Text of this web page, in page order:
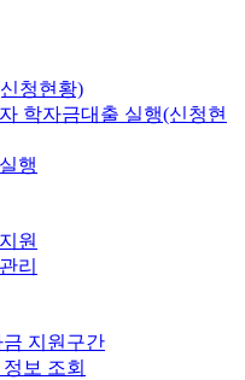
청현황)
학자금대출 실행(신청현
행
원
리
지원구간
보 조회